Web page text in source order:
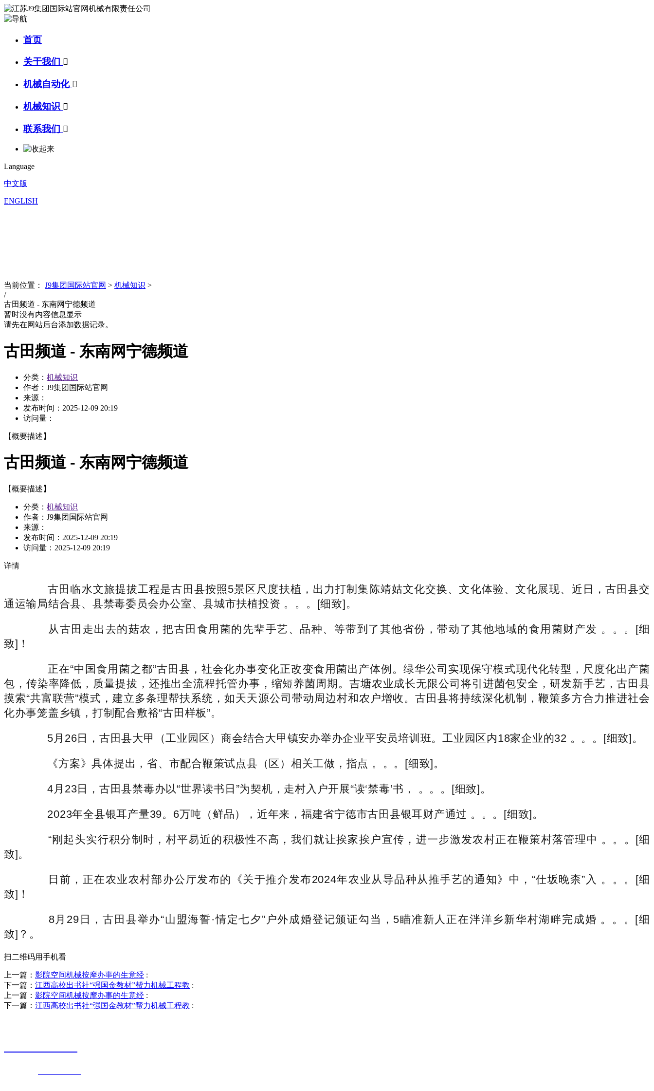
首页
关于我们 
机械自动化 
机械知识 
联系我们 
Language
中文版
ENGLISH
当前位置： J9集团国际站官网 > 机械知识 >
/
古田频道 - 东南网宁德频道
暂时没有内容信息显示
请先在网站后台添加数据记录。
古田频道 - 东南网宁德频道
分类： 机械知识
作者：J9集团国际站官网
来源：
发布时间： 2025-12-09 20:19
访问量：
【概要描述】
古田频道 - 东南网宁德频道
【概要描述】
分类： 机械知识
作者：J9集团国际站官网
来源：
发布时间： 2025-12-09 20:19
访问量： 2025-12-09 20:19
详情
古田临水文旅提拔工程是古田县按照5景区尺度扶植，出力打制集陈靖姑文化交换、文化体验、文化展现、近日，古田县交
通运输局结合县、县禁毒委员会办公室、县城市扶植投资 。。。[细致]。
从古田走出去的菇农，把古田食用菌的先辈手艺、品种、等带到了其他省份，带动了其他地域的食用菌财产发 。。。[细
致]！
正在“中国食用菌之都”古田县，社会化办事变化正改变食用菌出产体例。绿华公司实现保守模式现代化转型，尺度化出产菌
包，传染率降低，质量提拔，还推出全流程托管办事，缩短养菌周期。吉塘农业成长无限公司将引进菌包安全，研发新手艺，古田县
摸索“共富联营”模式，建立多条理帮扶系统，如天天源公司带动周边村和农户增收。古田县将持续深化机制，鞭策多方合力推进社会
化办事笼盖乡镇，打制配合敷裕“古田样板”。
5月26日，古田县大甲（工业园区）商会结合大甲镇安办举办企业平安员培训班。工业园区内18家企业的32 。。。[细致]。
《方案》具体提出，省、市配合鞭策试点县（区）相关工做，指点 。。。[细致]。
4月23日，古田县禁毒办以“世界读书日”为契机，走村入户开展“读‘禁毒’书， 。。。[细致]。
2023年全县银耳产量39。6万吨（鲜品），近年来，福建省宁德市古田县银耳财产通过 。。。[细致]。
“刚起头实行积分制时，村平易近的积极性不高，我们就让挨家挨户宣传，进一步激发农村正在鞭策村落管理中 。。。[细
致]。
日前，正在农业农村部办公厅发布的《关于推介发布2024年农业从导品种从推手艺的通知》中，“仕坂晚柰”入 。。。[细
致]！
8月29日，古田县举办“山盟海誓·情定七夕”户外成婚登记颁证勾当，5瞄准新人正在泮洋乡新华村湖畔完成婚 。。。[细
致]？。
扫二维码用手机看
上一篇： 影院空间机械按摩办事的生意经 :
下一篇： 江西高校出书社“强国金教材”帮力机械工程教 :
上一篇： 影院空间机械按摩办事的生意经 :
下一篇： 江西高校出书社“强国金教材”帮力机械工程教 :